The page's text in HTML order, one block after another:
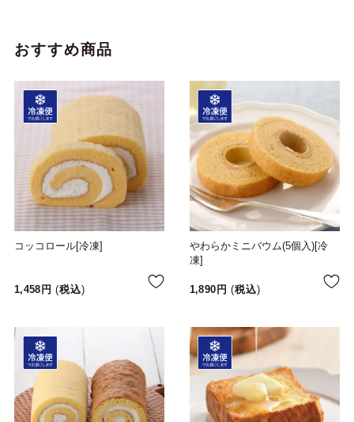
おすすめ商品
コッコロール[冷凍]
1,458 税込
やわらかミニバウム(5個入)[冷
凍]
1,890 税込